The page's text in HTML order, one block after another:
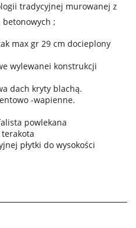
tradycyjnej murowanej z
betonowych ;
max gr 29 cm docieplony
wylewanei konstrukcji
dach kryty blachą.
-wapienne.
powlekana
terakota
płytki do wysokości